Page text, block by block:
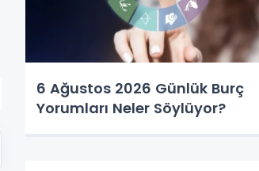
6 Ağustos 2026 Günlük Burç
Yorumları Neler Söylüyor?